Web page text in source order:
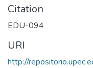
Citation
EDU-094
URI
http://